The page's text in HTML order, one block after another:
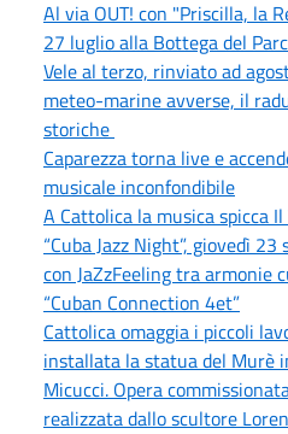
Al via OUT! con "Priscilla, la
27 luglio alla Bottega del
Vele al terzo, rinviato ad
meteo-marine avverse, il
storiche
Caparezza torna live e
musicale inconfondibile
A Cattolica la musica spicca Il
“Cuba Jazz Night”, giovedì
con JaZzFeeling tra armonie
“Cuban Connection 4et”
Cattolica omaggia i piccoli
installata la statua del Murè
Micucci. Opera
realizzata dallo scultore